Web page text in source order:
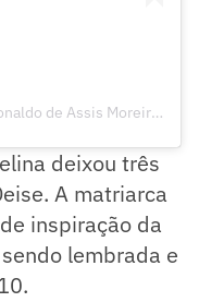
Uma publicação compartilhada por Ronaldo de Assis Moreira (@ronaldinho)
deixou três
A matriarca
inspiração da
lembrada e